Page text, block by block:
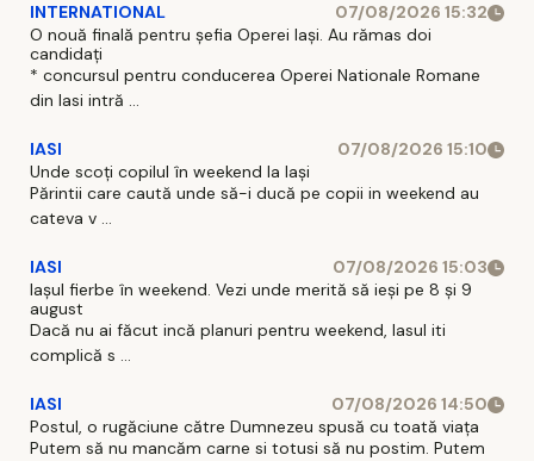
INTERNATIONAL
07/08/2026 15:32
O nouă finală pentru șefia Operei Iași. Au rămas doi
candidați
* concursul pentru conducerea Operei Nationale Romane
din Iasi intră ...
IASI
07/08/2026 15:10
Unde scoți copilul în weekend la Iași
Părintii care caută unde să-i ducă pe copii in weekend au
cateva v ...
IASI
07/08/2026 15:03
Iașul fierbe în weekend. Vezi unde merită să ieși pe 8 și 9
august
Dacă nu ai făcut incă planuri pentru weekend, Iasul iti
complică s ...
IASI
07/08/2026 14:50
Postul, o rugăciune către Dumnezeu spusă cu toată viața
Putem să nu mancăm carne si totusi să nu postim. Putem